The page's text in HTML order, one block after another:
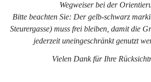
Wegweiser bei der
Bitte beachten Sie: Der gelb-schwarz
Steurergasse) muss frei bleiben, damit die
jederzeit uneingeschränkt genutzt
Vielen Dank für Ihre